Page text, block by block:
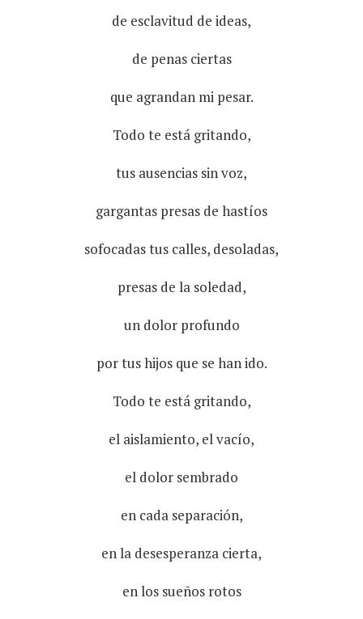
de esclavitud de ideas,
de penas ciertas
que agrandan mi pesar.
Todo te está gritando,
tus ausencias sin voz,
gargantas presas de hastíos
sofocadas tus calles, desoladas,
presas de la soledad,
un dolor profundo
por tus hijos que se han ido.
Todo te está gritando,
el aislamiento, el vacío,
el dolor sembrado
en cada separación,
en la desesperanza cierta,
en los sueños rotos